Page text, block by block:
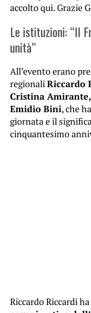
accolto qui. Grazie
Le istituzioni: “Il
unità”
All’evento erano
regionaliRiccardo
Cristina
Emidio Bini, che
giornata e il
cinquantesimo
Riccardo Riccardi